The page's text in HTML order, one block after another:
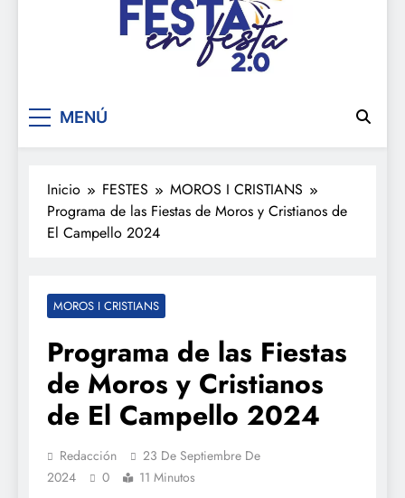
De festa en festa 2.0
MENÚ
Inicio FESTES
MOROS I CRISTIANS
Programa de las Fiestas de Moros y Cristianos de
El Campello 2024
MOROS I CRISTIANS
Programa de las Fiestas
de Moros y Cristianos
de El Campello 2024
Redacción
23 De Septiembre De
2024
0 11 Minutos